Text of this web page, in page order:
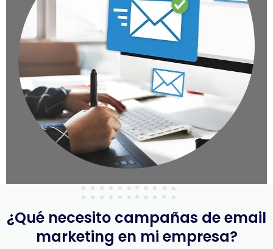
¿Qué necesito campañas de email
marketing en mi empresa?